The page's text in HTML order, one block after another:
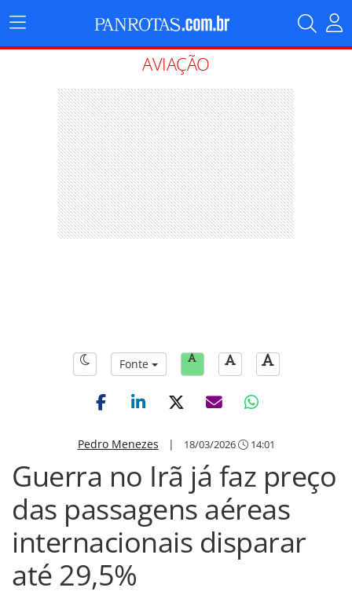
Menu
Principal
AVIAÇÃO
Fonte
Pedro Menezes | 18/03/2026 14:01
Guerra no Irã já faz preço
das passagens aéreas
internacionais disparar
até 29,5%